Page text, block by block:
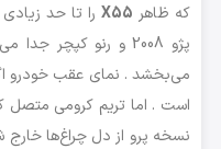
که ظاهر X55را تا حد
پژو 2008 و رنو کپچر
می‌بخشد . نمای عقب خودرو
است . اما تریم کرومی متصل
نسخه پرو از دل چراغ‌ها خارج